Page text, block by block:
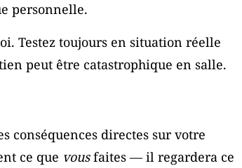
personnelle.
Testez toujours en situation réelle
peut être catastrophique en salle.
conséquences directes sur votre
ce que vousfaites — il regardera ce